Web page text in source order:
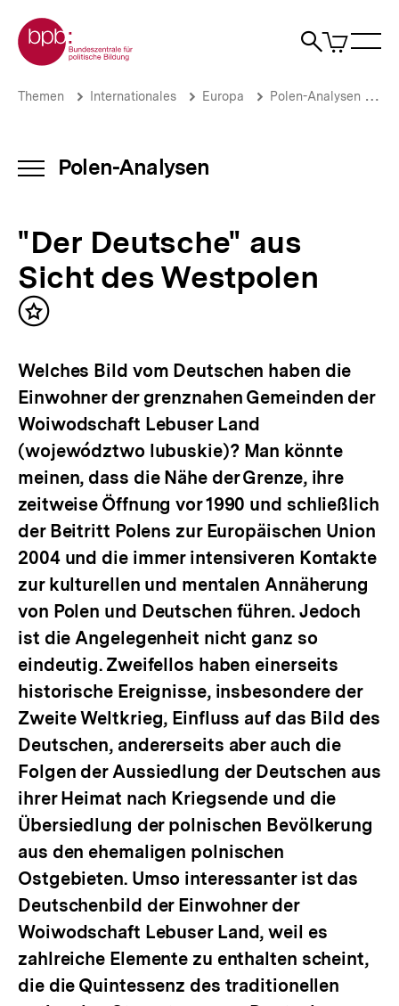
zum
Seiteninhalt
springen
Zur Startseite der bpb
Suche
Artikel
im
"Der
des
Westpolen
Analysen
bpb.de
Brotkrümelnavigation
Pfadnavigation
Themen Internationales Europa Polen-Analysen
INHALTSNAVIGATION
Polen-Analysen
"Der Deutsche" aus
Sicht des Westpolen
Inhalt
Welches Bild vom Deutschen haben die
Einwohner der grenznahen Gemeinden der
Woiwodschaft Lebuser Land
(województwo lubuskie)? Man könnte
meinen, dass die Nähe der Grenze, ihre
zeitweise Öffnung vor 1990 und schließlich
der Beitritt Polens zur Europäischen Union
2004 und die immer intensiveren Kontakte
zur kulturellen und mentalen Annäherung
von Polen und Deutschen führen. Jedoch
ist die Angelegenheit nicht ganz so
eindeutig. Zweifellos haben einerseits
historische Ereignisse, insbesondere der
Zweite Weltkrieg, Einfluss auf das Bild des
Deutschen, andererseits aber auch die
Folgen der Aussiedlung der Deutschen aus
ihrer Heimat nach Kriegsende und die
Übersiedlung der polnischen Bevölkerung
aus den ehemaligen polnischen
Ostgebieten. Umso interessanter ist das
Deutschenbild der Einwohner der
Woiwodschaft Lebuser Land, weil es
zahlreiche Elemente zu enthalten scheint,
die die Quintessenz des traditionellen